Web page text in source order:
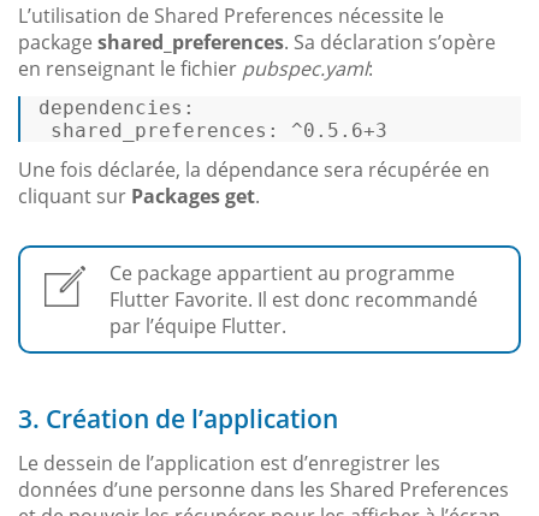
L’utilisation de Shared Preferences nécessite le
package shared_preferences. Sa déclaration s’opère
en renseignant le fichier pubspec.yaml:
dependencies:
shared_preferences: ^0.5.6+3
Une fois déclarée, la dépendance sera récupérée en
cliquant sur Packages get.
Ce package appartient au programme
Flutter Favorite. Il est donc recommandé
par l’équipe Flutter.
3. Création de l’application
Le dessein de l’application est d’enregistrer les
données d’une personne dans les Shared Preferences